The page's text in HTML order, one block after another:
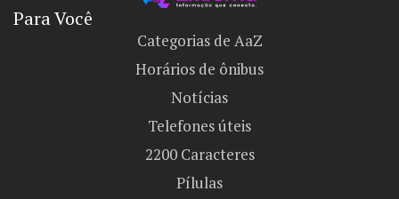
Para Você
Categorias de AaZ
Horários de ônibus
Notícias
Telefones úteis
2200 Caracteres
Pílulas